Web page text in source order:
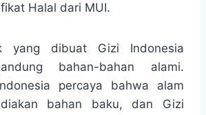
Halal dari MUI.
yang dibuat Gizi Indonesia
bahan-bahan alami.
percaya bahwa alam
bahan baku, dan Gizi